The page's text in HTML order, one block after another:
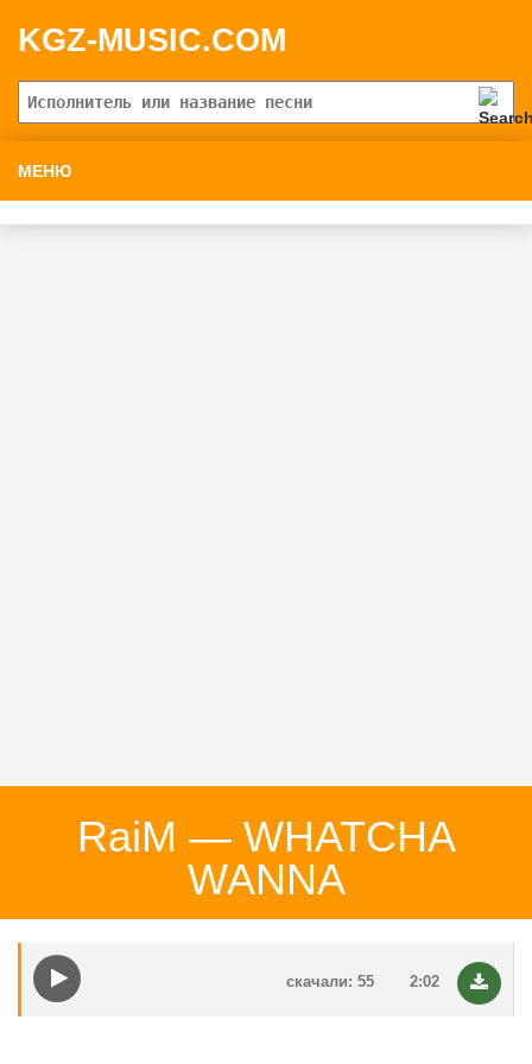
KGZ-MUSIC.COM
МЕНЮ
RaiM — WHATCHA
WANNA
2:02
скачали: 55